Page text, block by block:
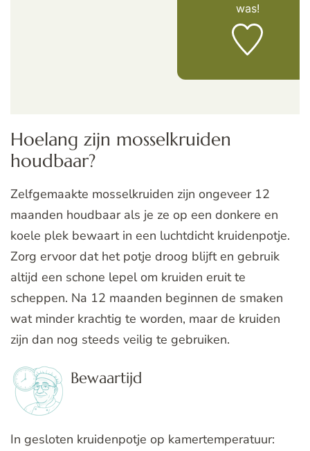
was!
Hoelang zijn mosselkruiden
houdbaar?
Zelfgemaakte mosselkruiden zijn ongeveer 12
maanden houdbaar als je ze op een donkere en
koele plek bewaart in een luchtdicht kruidenpotje.
Zorg ervoor dat het potje droog blijft en gebruik
altijd een schone lepel om kruiden eruit te
scheppen. Na 12 maanden beginnen de smaken
wat minder krachtig te worden, maar de kruiden
zijn dan nog steeds veilig te gebruiken.
Bewaartijd
In gesloten kruidenpotje op kamertemperatuur: